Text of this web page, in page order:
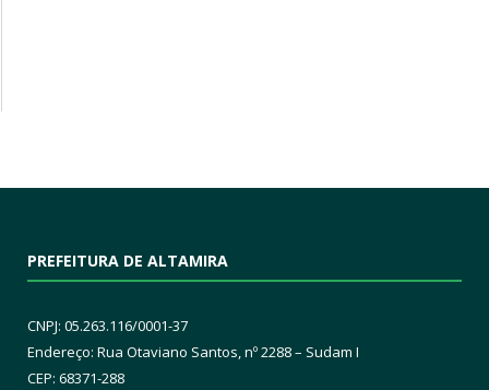
PREFEITURA DE ALTAMIRA
CNPJ: 05.263.116/0001-37
Endereço: Rua Otaviano Santos, nº 2288 – Sudam I
CEP: 68371-288